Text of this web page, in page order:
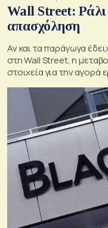
Wall Street:
απασχόληση
Αν και τα παράγωγα
στη Wall Street, η
στοιχεία για την αγορά